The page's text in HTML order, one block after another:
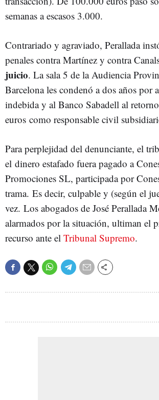
semanas a escasos 3.000.
Contrariado y agraviado, Perallada
penales contra Martínez y contra
juicio. La sala 5 de la Audiencia
Barcelona les condenó a dos años por
indebida y al Banco Sabadell al
euros como responsable civil
Para perplejidad del denunciante, el
el dinero estafado fuera pagado a
Promociones SL, participada por
trama. Es decir, culpable y (según el
vez. Los abogados de José Perallada
alarmados por la situación, ultiman el
recurso ante el Tribunal Supremo.